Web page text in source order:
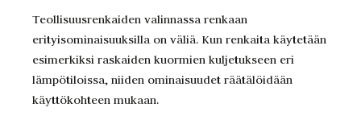
Teollisuusrenkaiden valinnassa renkaan
erityisominaisuuksilla on väliä. Kun renkaita käytetään
esimerkiksi raskaiden kuormien kuljetukseen eri
lämpötiloissa, niiden ominaisuudet räätälöidään
käyttökohteen mukaan.